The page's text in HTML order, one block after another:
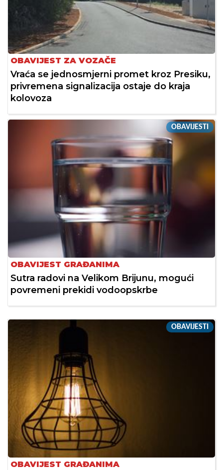
OBAVIJEST ZA VOZAČE
Vraća se jednosmjerni promet kroz Presiku,
privremena signalizacija ostaje do kraja
kolovoza
OBAVIJESTI
OBAVIJEST GRAĐANIMA
Sutra radovi na Velikom Brijunu, mogući
povremeni prekidi vodoopskrbe
OBAVIJESTI
OBAVIJEST GRAĐANIMA